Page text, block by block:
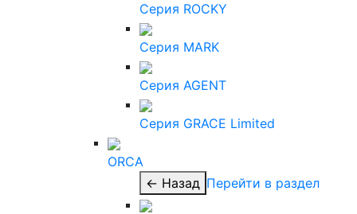
Серия ROCKY
Серия MARK
Серия AGENT
Серия GRACE Limited
ORCA
← Назад Перейти в раздел